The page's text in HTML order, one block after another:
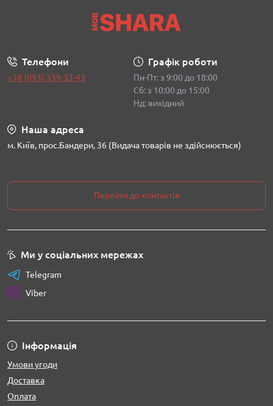
Телефони
+38 (093) 339-33-43
Графік роботи
Пн-Пт: з 9:00 до 18:00
Сб: з 10:00 до 15:00
Нд: вихідний
Наша адреса
м. Київ, прос.Бандери, 36 (Видача товарів не здійснюється)
Перейти до контактів
Інформація
Умови угоди
Доставка
Оплата
Ми у соціальних мережах
Telegram
Viber